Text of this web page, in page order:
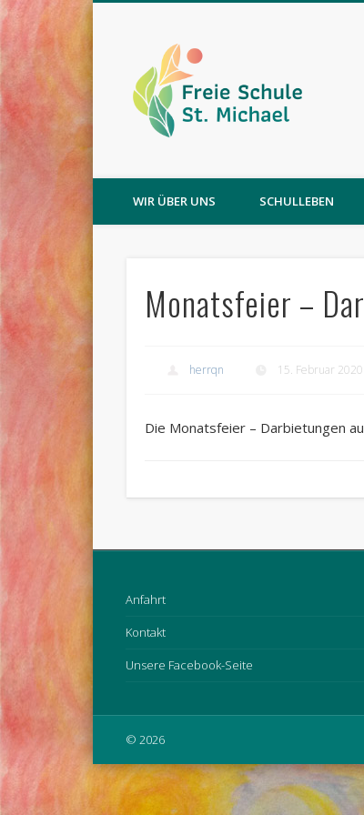
WIR ÜBER UNS SCHULLEBEN
Monatsfeier –
herrqn 15. Februar 2020
Die Monatsfeier – Darbietungen
Anfahrt
Kontakt
Unsere Facebook-Seite
© 2026